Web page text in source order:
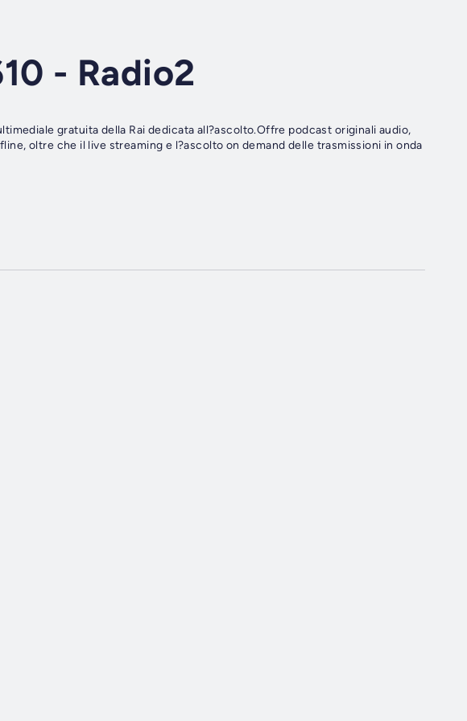
- Radio2
gratuita della Rai dedicata all?ascolto.Offre podcast originali audio,
oltre che il live streaming e l?ascolto on demand delle trasmissioni in onda